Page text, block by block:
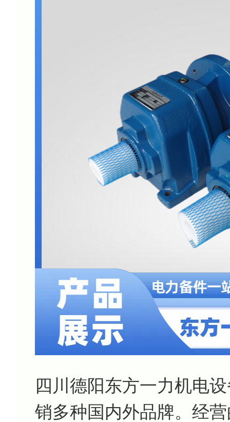
四川德阳东方一力机电
销多种国内外品牌。经